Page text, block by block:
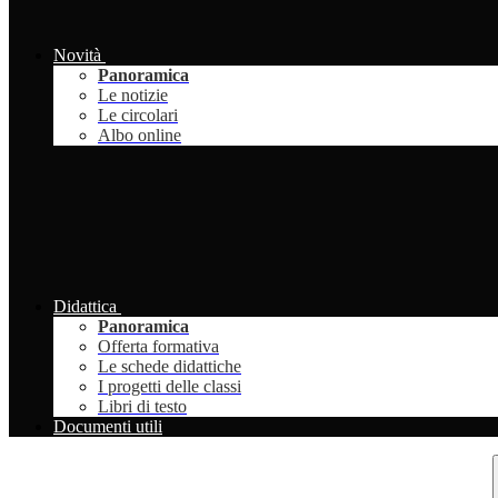
Novità
Panoramica
Le notizie
Le circolari
Albo online
Didattica
Panoramica
Offerta formativa
Le schede didattiche
I progetti delle classi
Libri di testo
Documenti utili